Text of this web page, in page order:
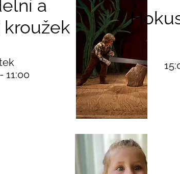
a
11:00